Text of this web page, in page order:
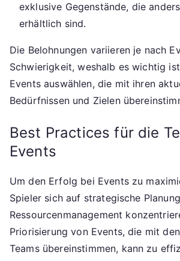
exklusive Gegenstände, die
erhältlich sind.
Die Belohnungen variieren je nach
Schwierigkeit, weshalb es wichtig
Events auswählen, die mit ihren
Bedürfnissen und Zielen
Best Practices für die
Events
Um den Erfolg bei Events zu
Spieler sich auf strategische
Ressourcenmanagement
Priorisierung von Events, die mit
Teams übereinstimmen, kann zu